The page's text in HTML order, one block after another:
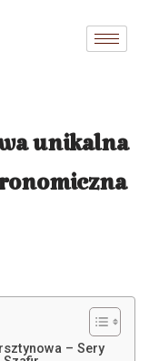
unikalna
– Sery